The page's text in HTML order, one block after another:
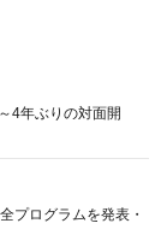
4年ぶりの対面開
プログラムを発表・